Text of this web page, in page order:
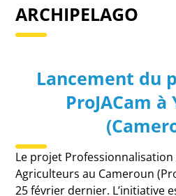
ARCHIPELAGO
Lancement du
ProJACam à
Le projet Professionnalisation
Agriculteurs au Cameroun
25 février dernier. L’initiative